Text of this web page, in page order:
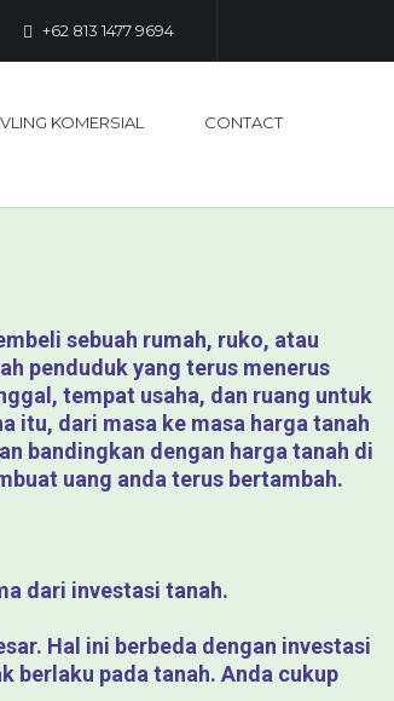
+62 813 1477 9694
KOMERSIAL CONTACT
sebuah rumah, ruko, atau
penduduk yang terus menerus
tempat usaha, dan ruang untuk
itu, dari masa ke masa harga tanah
bandingkan dengan harga tanah di
uang anda terus bertambah.
dari investasi tanah.
Hal ini berbeda dengan investasi
berlaku pada tanah. Anda cukup